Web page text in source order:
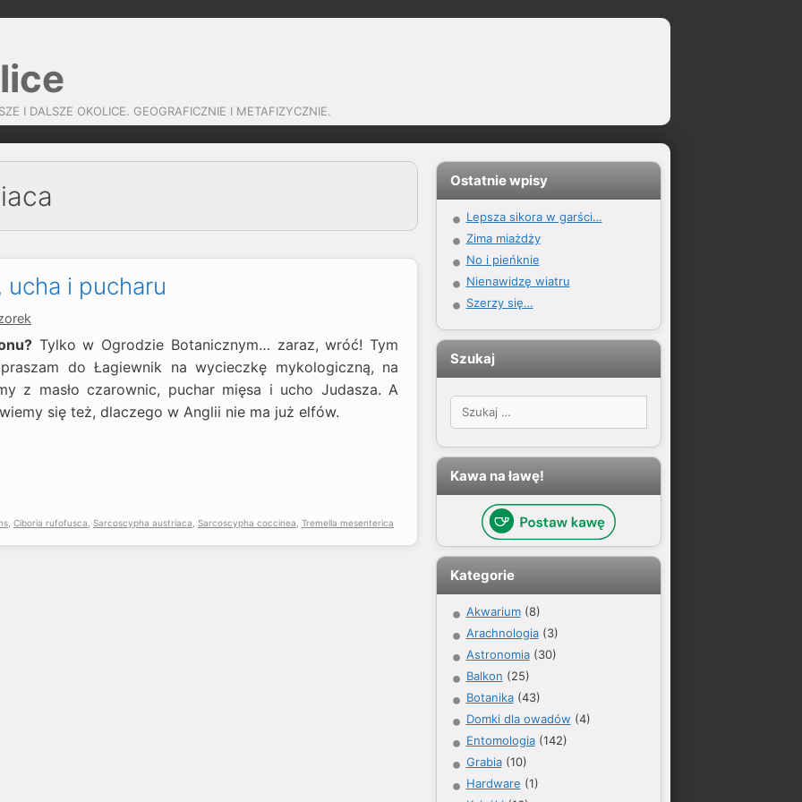
I DALSZE OKOLICE. GEOGRAFICZNIE I METAFIZYCZNIE.
ucha i pucharu
Tylko w Ogrodzie Botanicznym… zaraz, wróć! Tym
do Łagiewnik na wycieczkę mykologiczną, na
z masło czarownic, puchar mięsa i ucho Judasza. A
się też, dlaczego w Anglii nie ma już elfów.
Ciboria rufofusca Sarcoscypha austriaca Sarcoscypha coccinea Tremella mesenterica
Ostatnie wpisy
Lepsza sikora w garści…
Zima miażdży
No i pieńknie
Nienawidzę wiatru
Szerzy się…
Szukaj
Szukaj:
Kawa na ławę!
Kategorie
Akwarium(8)
Arachnologia(3)
Astronomia(30)
Balkon (25)
Botanika(43)
Domki dla owadów (4)
Entomologia(142)
Grabia(10)
Hardware (1)